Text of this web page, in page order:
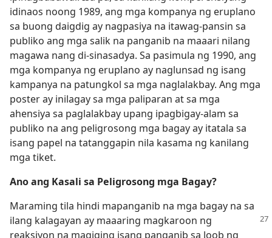
idinaos noong 1989, ang mga kompanya ng eruplano
sa buong daigdig ay nagpasiya na itawag-pansin sa
publiko ang mga salik na panganib na maaari nilang
magawa nang di-sinasadya. Sa pasimula ng 1990, ang
mga kompanya ng eruplano ay naglunsad ng isang
kampanya na patungkol sa mga naglalakbay. Ang mga
poster ay inilagay sa mga paliparan at sa mga
ahensiya sa paglalakbay upang ipagbigay-alam sa
publiko na ang peligrosong mga bagay ay itatala sa
isang papel na tatanggapin nila kasama ng kanilang
mga tiket.
Ano ang Kasali sa Peligrosong mga Bagay?
Maraming tila hindi mapanganib na mga bagay na sa
ilang kalagayan ay maaaring magkaroon ng
reaksiyon na magiging isang panganib sa loob ng